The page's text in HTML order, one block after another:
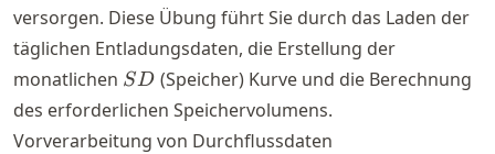
versorgen. Diese Übung führt Sie durch das Laden der
täglichen Entladungsdaten, die Erstellung der
monatlichen SD
SD (Speicher) Kurve und die Berechnung
des erforderlichen Speichervolumens.
Vorverarbeitung von Durchflussdaten